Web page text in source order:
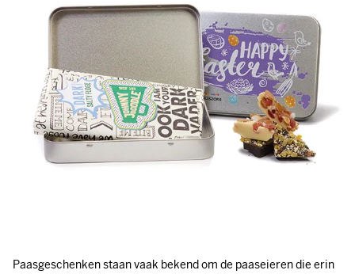
Paasgeschenken staan vaak bekend om de paaseieren die erin